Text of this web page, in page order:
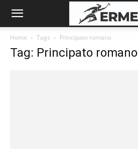
Home Tags Principato romano
Tag: Principato romano